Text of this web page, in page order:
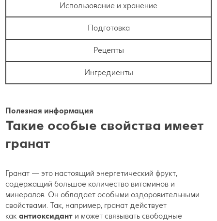
Использование и хранение
Подготовка
Рецепты
Ингредиенты
Полезная информация
Такие особые свойства имеет
гранат
Гранат — это настоящий энергетический фрукт,
содержащий большое количество витаминов и
минералов. Он обладает особыми оздоровительными
свойствами. Так, например, гранат действует
как антиоксидант и может связывать свободные